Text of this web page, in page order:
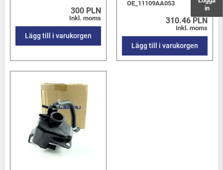
in
300 PLN
Inkl. moms
Lägg till i varukorgen
OE_11109AA053
310.46 PLN
Inkl. moms
Lägg till i varukorgen